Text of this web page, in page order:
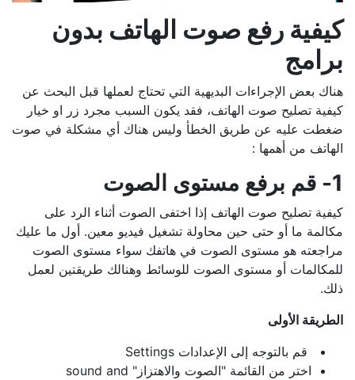
كيفية رفع صوت الهاتف بدون
برامج
هناك بعض الإجراءات البديهية التي تحتاج لعملها قبل البحث عن
كيفية تصليح صوت الهاتف، فقد يكون السبب مجرد زر او خيار
ضغطت عليه عن طريق الخطأ وليس هناك أي مشكلة في صوت
الهاتف من أهمها :
1- قم برفع مستوى الصوت
كيفية تصليح صوت الهاتف إذا اختفى الصوت أثناء الرد على
مكالمة ما أو حتى حين محاولة تشغيل فيديو معين. أول ما عليك
مراجعته هو مستوى الصوت في هاتفك سواء مستوى الصوت
للمكالمات أو مستوى الصوت للوسائط وهنالك طريقتين لعمل
ذلك.
الطريقة الأولى
قم بالتوجه إلى الإعدادات Settings
اختر من القائمة "الصوت والاهتزاز" sound and